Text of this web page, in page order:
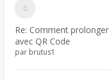
Re: Comment
avec QR Code
par brutus1